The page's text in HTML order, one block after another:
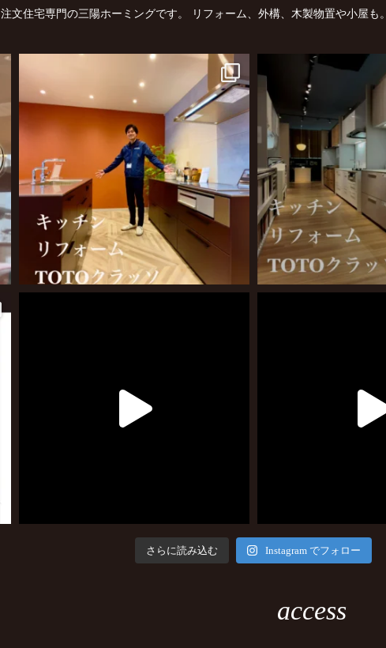
注文住宅専門の三陽ホーミングです。 リフォーム、外構、木製物置や小屋も。
さらに読み込む Instagram でフォロー
access